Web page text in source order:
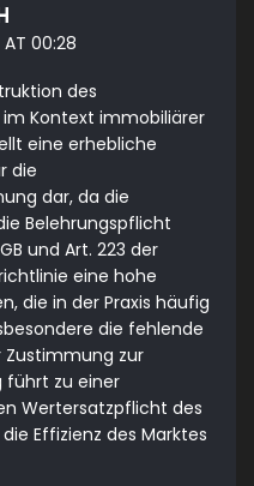
00:28
des
Kontext immobiliärer
eine erhebliche
die
dar, da die
Belehrungspflicht
und Art. 223 der
eine hohe
die in der Praxis häufig
die fehlende
zur
führt zu einer
Wertersatzpflicht des
Effizienz des Marktes